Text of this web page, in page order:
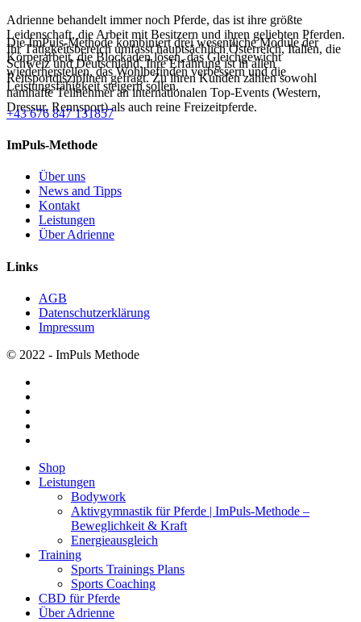
Adrienne behandelt immer noch Pferde, das ist ihre größte
Leidenschaft, die Arbeit mit Besitzern und ihren geliebten Pferden.
Ihr Tätigkeitsbereich umfasst hauptsächlich Österreich, Italien, die
Schweiz und Deutschland. Ihre Erfahrung ist in allen
Reitsportdisziplinen gefragt. Zu ihren Kunden zählen sowohl
namhafte Teilnehmer an internationalen Top-Events (Western,
Dressur, Rennsport) als auch reine Freizeitpferde.
Die ImPuls-Methode kombiniert drei wesentliche Module der
Körperarbeit, die Blockaden lösen, das Gleichgewicht
wiederherstellen, das Wohlbefinden verbessern und die
Leistungsfähigkeit steigern sollen.
+43 676 847 131857
ImPuls-Methode
Über uns
News and Tipps
Kontakt
Leistungen
Über Adrienne
Links
AGB
Datenschutzerklärung
Impressum
© 2022 - ImPuls Methode
Menü
schließen
Shop
Leistungen
Bodywork
Aktivgymnastik für Pferde | ImPuls‑Methode –
Beweglichkeit & Kraft
Energieausgleich
Training
Sports Trainings Plans
Sports Coaching
CBD für Pferde
Über Adrienne